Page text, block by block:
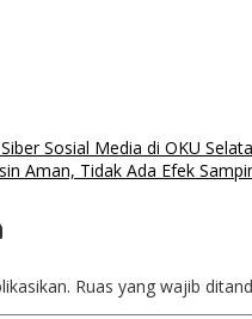
Sosial Media di OKU
Aman, Tidak Ada Efek
Ruas yang wajib